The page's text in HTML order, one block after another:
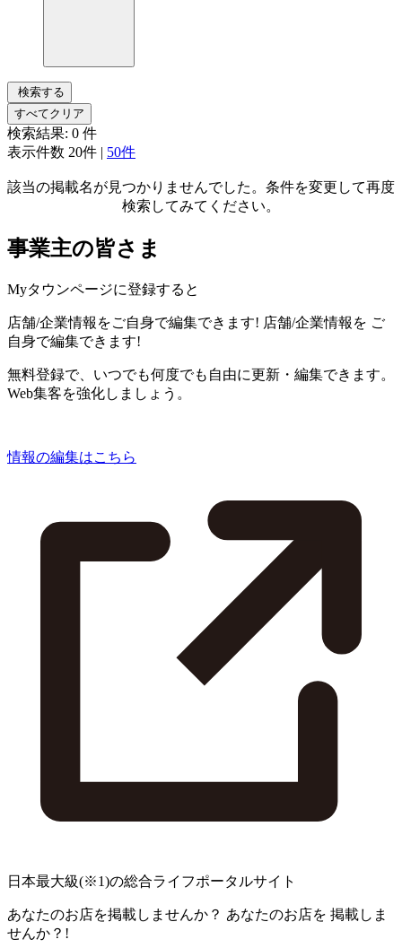
検索する
すべてクリア
検索結果: 0 件
表示件数 20件 | 50件
該当の掲載名が見つかりませんでした。条件を変更して再度
検索してみてください。
事業主の皆さま
Myタウンページに登録すると
店舗/企業情報をご自身で編集できます! 店舗/企業情報を ご
自身で編集できます!
無料登録で、いつでも何度でも自由に更新・編集できます。
Web集客を強化しましょう。
情報の編集はこちら
日本最大級(※1)の総合ライフポータルサイト
あなたのお店を掲載しませんか？ あなたのお店を 掲載しま
せんか？!